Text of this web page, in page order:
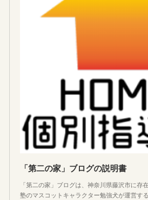
「第二の家」ブログの説明書
「第二の家」ブログは、神奈川県藤沢市に存
塾のマスコットキャラクター勉強犬が運営す